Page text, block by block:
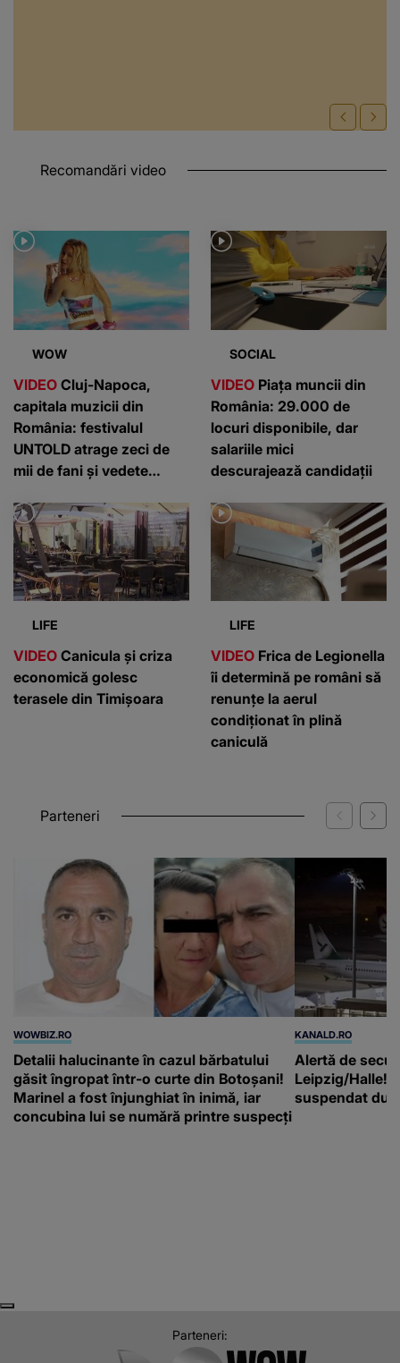
WOW
VIDEOCluj-Napoca,
capitala muzicii din
România: festivalul
mii de fani și vedete
internaționale
SOCIAL
VIDEOPiața muncii din
România: 29.000 de
locuri disponibile, dar
descurajează candidații
LIFE
VIDEOCanicula și criza
economică golesc
terasele din Timișoara
LIFE
Frica de Legionella
îi determină pe români să
renunțe la aerul
caniculă
WOWBIZ.RO
Detalii halucinante în cazul bărbatului
găsit îngropat într-o curte din Botoșani!
Marinel a fost înjunghiat în inimă, iar
concubina lui se numără printre suspecți
KANALD.RO
Alertă de
Leipzig/Halle!
suspendat